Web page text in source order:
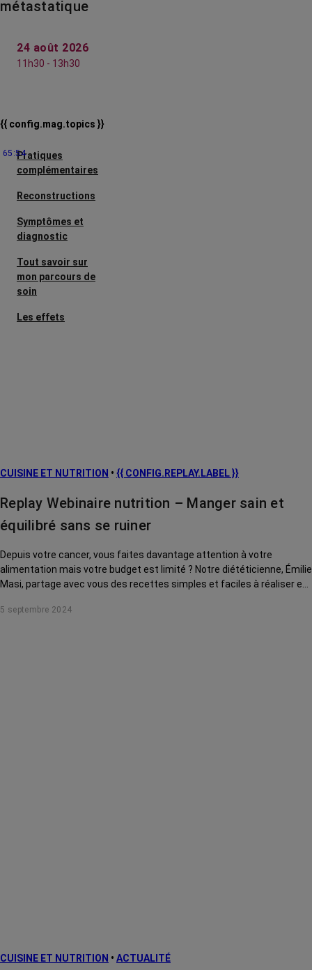
métastatique
24 août 2026
11h30 - 13h30
{{ config.mag.topics }}
Pratiques
complémentaires
Reconstructions
Symptômes et
diagnostic
Tout savoir sur
mon parcours de
soin
Les effets
Traitements
La vie autour
65:54
CUISINE ET NUTRITION • {{ CONFIG.REPLAY.LABEL }}
Replay Webinaire nutrition – Manger sain et
équilibré sans se ruiner
Depuis votre cancer, vous faites davantage attention à votre
alimentation mais votre budget est limité ? Notre diététicienne, Émilie
Masi, partage avec vous des recettes simples et faciles à réaliser et
vous ruiner.
5 septembre 2024
CUISINE ET NUTRITION • ACTUALITÉ